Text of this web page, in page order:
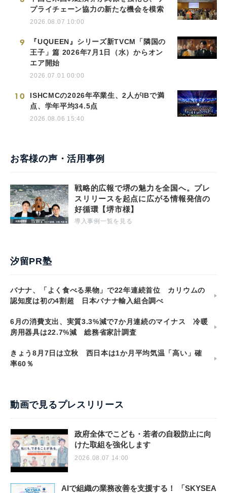
プライチェーン協力の新たな機会を模索
2026.08.07 10:00
9
『UQUEEN』シリーズ新TVCM「隣国の
王子」篇 2026年7月1日（水）からオン
エア開始
2026.07.01 00:00
10
ISHCMCの2026年卒業生、2人がIBで満
点、学年平均34.5点
2026.08.06 15:40
お客様の声・活用事例
戦略的広報で堺の魅力を全国へ。プレ
スリリースを起点に広がる情報発信の
好循環【堺市様】
導入事例一覧を見る
汐留PR塾
バナナ、「よく食べる果物」で22年連続首位 カリウムの
認知度は初の4割超 日本バナナ輸入組合調べ
6月の消費支出、実質3.3%減で7か月連続のマイナス 冷暖
房用器具は22.7%減 総務省家計調査
きょう8月7日は立秋 西日本は1か月平均気温「高い」確
率60％
動画で見るプレスリリース
政府全体でこども・若者の自殺防止に向
けた取組を強化します
2026.08.07 14:00
AIで組織の業務改善を支援する！ 「SKYSEA